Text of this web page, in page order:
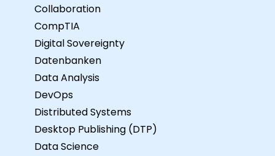
Collaboration
CompTIA
Digital Sovereignty
Datenbanken
Data Analysis
DevOps
Distributed Systems
Desktop Publishing (DTP)
Data Science